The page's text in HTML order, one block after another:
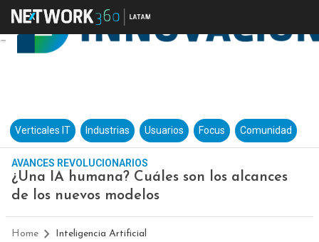
Verticales IT Industrias Usuarios Focus Comunidad
AVANCES REVOLUCIONARIOS
¿Una IA humana? Cuáles son los alcances
de los nuevos modelos
Home Inteligencia Artificial